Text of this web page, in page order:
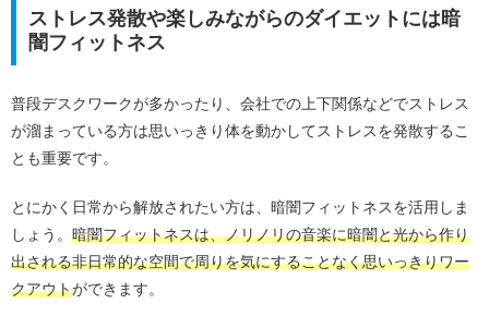
ストレス発散や楽しみながらのダイエットには暗
闇フィットネス
普段デスクワークが多かったり、会社での上下関係などでストレス
が溜まっている方は思いっきり体を動かしてストレスを発散するこ
とも重要です。
とにかく日常から解放されたい方は、暗闇フィットネスを活用しま
しょう。 暗闇フィットネスは、ノリノリの音楽に暗闇と光から作り
出される非日常的な空間で周りを気にすることなく思いっきりワー
クアウトができます。